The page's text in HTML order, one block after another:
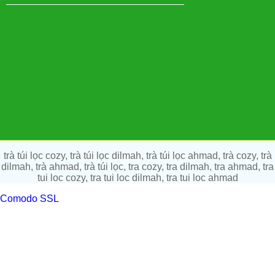
trà túi lọc cozy, trà túi lọc dilmah, trà túi lọc ahmad, trà cozy, trà
dilmah, trà ahmad, trà túi lọc, tra cozy, tra dilmah, tra ahmad, tra
tui loc cozy, tra tui loc dilmah, tra tui loc ahmad
Comodo SSL